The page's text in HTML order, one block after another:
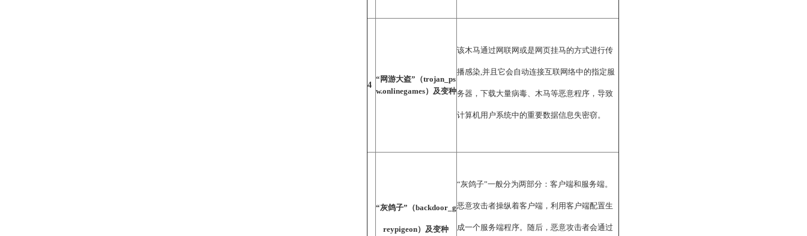
4
“网游大盗”（trojan_ps
w.onlinegames）及变种
该木马通过网联网或是网页挂马的方式进行传
播感染,并且它会自动连接互联网络中的指定服
务器，下载大量病毒、木马等恶意程序，导致
计算机用户系统中的重要数据信息失密窃。
“灰鸽子”（backdoor_g
reypigeon）及变种
“灰鸽子”一般分为两部分：客户端和服务端。
恶意攻击者操纵着客户端，利用客户端配置生
成一个服务端程序。随后，恶意攻击者会通过